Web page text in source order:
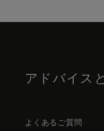
アドバイス
よくあるご質問